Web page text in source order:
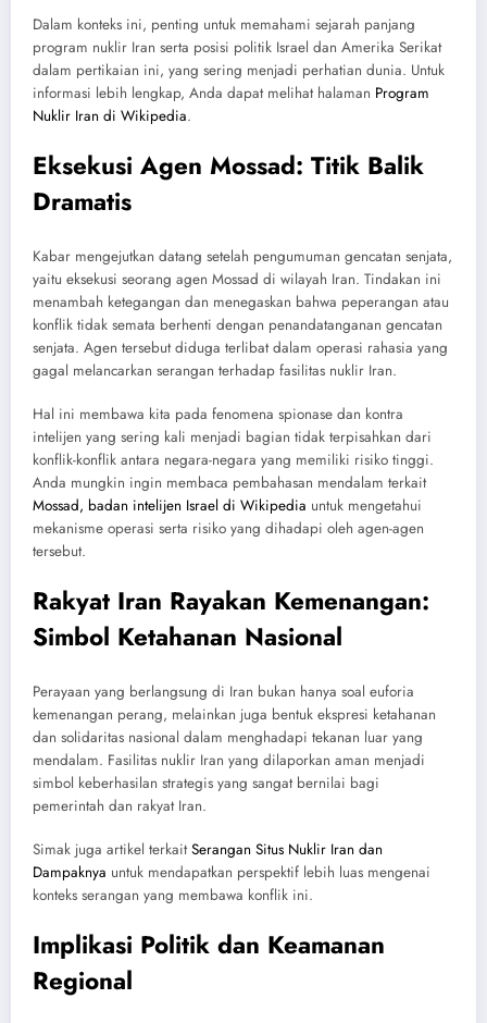
Dalam konteks ini, penting untuk memahami sejarah panjang
program nuklir Iran serta posisi politik Israel dan Amerika Serikat
dalam pertikaian ini, yang sering menjadi perhatian dunia. Untuk
informasi lebih lengkap, Anda dapat melihat halaman Program
Nuklir Iran di Wikipedia.
Eksekusi Agen Mossad: Titik Balik
Dramatis
Kabar mengejutkan datang setelah pengumuman gencatan senjata,
yaitu eksekusi seorang agen Mossad di wilayah Iran. Tindakan ini
menambah ketegangan dan menegaskan bahwa peperangan atau
konflik tidak semata berhenti dengan penandatanganan gencatan
senjata. Agen tersebut diduga terlibat dalam operasi rahasia yang
gagal melancarkan serangan terhadap fasilitas nuklir Iran.
Hal ini membawa kita pada fenomena spionase dan kontra
intelijen yang sering kali menjadi bagian tidak terpisahkan dari
konflik-konflik antara negara-negara yang memiliki risiko tinggi.
Anda mungkin ingin membaca pembahasan mendalam terkait
Mossad, badan intelijen Israel di Wikipedia untuk mengetahui
mekanisme operasi serta risiko yang dihadapi oleh agen-agen
tersebut.
Rakyat Iran Rayakan Kemenangan:
Simbol Ketahanan Nasional
Perayaan yang berlangsung di Iran bukan hanya soal euforia
kemenangan perang, melainkan juga bentuk ekspresi ketahanan
dan solidaritas nasional dalam menghadapi tekanan luar yang
mendalam. Fasilitas nuklir Iran yang dilaporkan aman menjadi
simbol keberhasilan strategis yang sangat bernilai bagi
pemerintah dan rakyat Iran.
Simak juga artikel terkaitSerangan Situs Nuklir Iran dan
Dampaknya untuk mendapatkan perspektif lebih luas mengenai
konteks serangan yang membawa konflik ini.
Implikasi Politik dan Keamanan
Regional